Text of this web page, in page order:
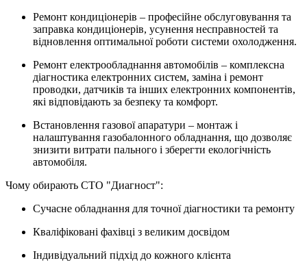
Ремонт кондиціонерів – професійне обслуговування та
заправка кондиціонерів, усунення несправностей та
відновлення оптимальної роботи системи охолодження.
Ремонт електрообладнання автомобілів – комплексна
діагностика електронних систем, заміна і ремонт
проводки, датчиків та інших електронних компонентів,
які відповідають за безпеку та комфорт.
Встановлення газової апаратури – монтаж і
налаштування газобалонного обладнання, що дозволяє
знизити витрати пального і зберегти екологічність
автомобіля.
Чому обирають СТО "Диагност":
Сучасне обладнання для точної діагностики та ремонту
Кваліфіковані фахівці з великим досвідом
Індивідуальний підхід до кожного клієнта